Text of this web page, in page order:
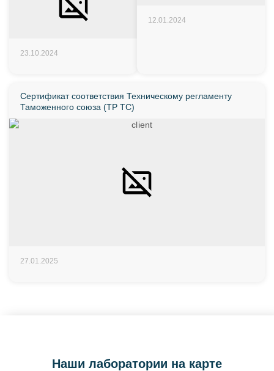
23.10.2024
12.01.2024
Сертификат соответствия Техническому регламенту
Таможенного союза (ТР ТС)
27.01.2025
Наши лаборатории на карте